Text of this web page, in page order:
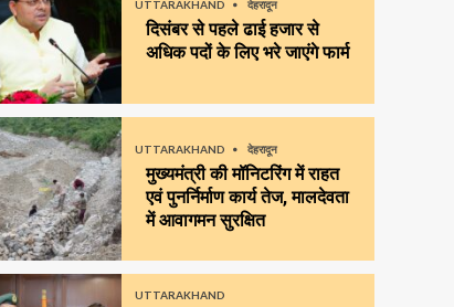
UTTARAKHAND देहरादून
दिसंबर से पहले ढाई हजार से
अधिक पदों के लिए भरे जाएंगे फार्म
UTTARAKHAND देहरादून
मुख्यमंत्री की मॉनिटरिंग में राहत
एवं पुनर्निर्माण कार्य तेज, मालदेवता
में आवागमन सुरक्षित
UTTARAKHAND